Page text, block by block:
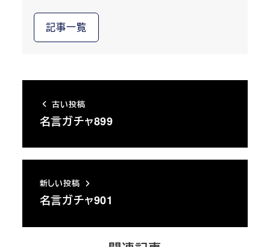
記事一覧
古い投稿
名言ガチャ899
新しい投稿
名言ガチャ901